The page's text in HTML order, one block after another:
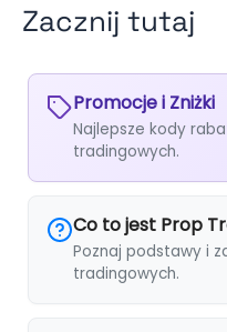
Zacznij tutaj
Promocje i Zniżki
Najlepsze kody
tradingowych.
Co to jest Prop
Poznaj podstawy i
tradingowych.